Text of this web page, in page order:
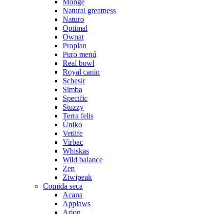
Monge
Natural greatness
Naturo
Optimal
Ownat
Proplan
Puro menú
Real bowl
Royal canin
Schesir
Simba
Specific
Stuzzy
Terra felis
Úniko
Vetlife
Virbac
Whiskas
Wild balance
Zen
Ziwipeak
Comida seca
Acana
Applaws
Arion